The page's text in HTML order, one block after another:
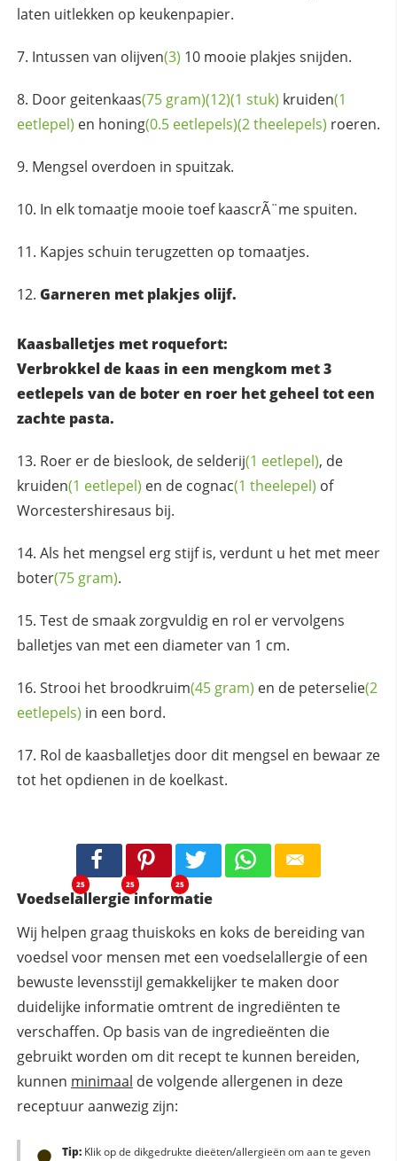
laten uitlekken op keukenpapier.
Intussen van olijven(3) 10 mooie plakjes snijden.
Door geitenkaas(75 gram)(12)(1 stuk) kruiden(1
eetlepel) en honing(0.5 eetlepels)(2 theelepels) roeren.
Mengsel overdoen in spuitzak.
In elk tomaatje mooie toef kaascrÃ¨me spuiten.
Kapjes schuin terugzetten op tomaatjes.
Garneren met plakjes olijf.
Kaasballetjes met roquefort:
Verbrokkel de kaas in een mengkom met 3
eetlepels van de boter en roer het geheel tot een
zachte pasta.
Roer er de bieslook, deselderij(1 eetlepel), de
kruiden(1 eetlepel) en de cognac(1 theelepel) of
Worcestershiresaus bij.
Als het mengsel erg stijf is, verdunt u het met meer
boter(75 gram).
Test de smaak zorgvuldig en rol er vervolgens
balletjes van met een diameter van 1 cm.
Strooi het broodkruim(45 gram) en de peterselie(2
eetlepels) in een bord.
Rol de kaasballetjes door dit mengsel en bewaar ze
tot het opdienen in de koelkast.
25 25 25
Voedselallergie informatie
Wij helpen graag thuiskoks en koks de bereiding van
voedsel voor mensen met een voedselallergie of een
bewuste levensstijl gemakkelijker te maken door
duidelijke informatie omtrent de ingrediënten te
verschaffen. Op basis van de ingredieënten die
gebruikt worden om dit recept te kunnen bereiden,
kunnen minimaal de volgende allergenen in deze
receptuur aanwezig zijn:
Tip:Klik op de dikgedrukte dieëten/allergieën om aan te geven